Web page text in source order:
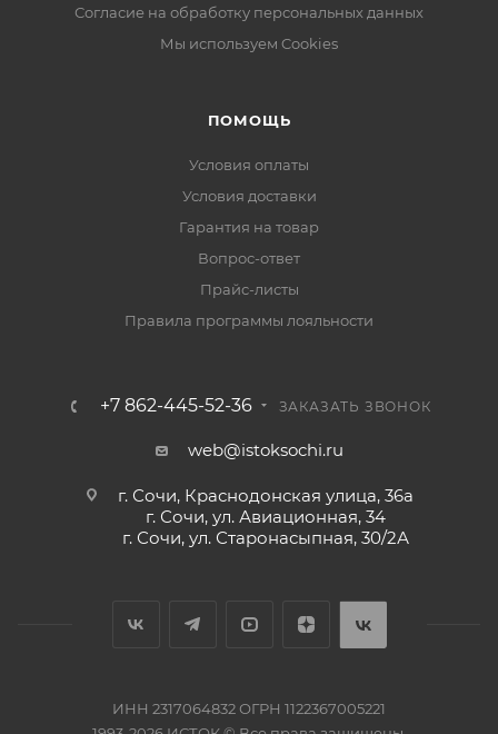
Согласие на обработку персональных данных
Мы используем Cookies
ПОМОЩЬ
Условия оплаты
Условия доставки
Гарантия на товар
Вопрос-ответ
Прайс-листы
Правила программы лояльности
+7 862-445-52-36 ЗАКАЗАТЬ ЗВОНОК
web@istoksochi.ru
г. Сочи, Краснодонская улица, 36а
г. Сочи, ул. Авиационная, 34
г. Сочи, ул. Старонасыпная, 30/2А
ИНН 2317064832 ОГРН 1122367005221